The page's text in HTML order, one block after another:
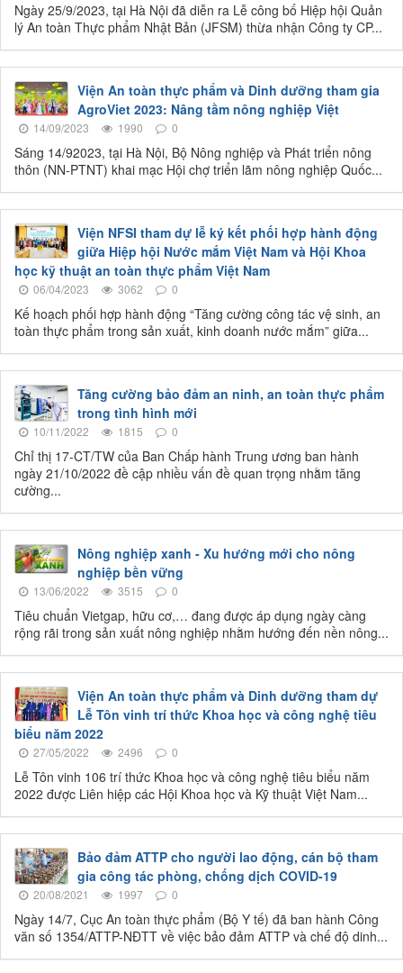
Ngày 25/9/2023, tại Hà Nội đã diễn ra Lễ công bố Hiệp hội Quản
lý An toàn Thực phẩm Nhật Bản (JFSM) thừa nhận Công ty CP...
Viện An toàn thực phẩm và Dinh dưỡng tham gia
AgroViet 2023: Nâng tầm nông nghiệp Việt
14/09/2023 1990 0
Sáng 14/92023, tại Hà Nội, Bộ Nông nghiệp và Phát triển nông
thôn (NN-PTNT) khai mạc Hội chợ triển lãm nông nghiệp Quốc...
Viện NFSI tham dự lễ ký kết phối hợp hành động
giữa Hiệp hội Nước mắm Việt Nam và Hội Khoa
học kỹ thuật an toàn thực phẩm Việt Nam
06/04/2023 3062 0
Kế hoạch phối hợp hành động “Tăng cường công tác vệ sinh, an
toàn thực phẩm trong sản xuất, kinh doanh nước mắm” giữa...
Tăng cường bảo đảm an ninh, an toàn thực phẩm
trong tình hình mới
10/11/2022 1815 0
Chỉ thị 17-CT/TW của Ban Chấp hành Trung ương ban hành
ngày 21/10/2022 đề cập nhiều vấn đề quan trọng nhằm tăng
cường...
Nông nghiệp xanh - Xu hướng mới cho nông
nghiệp bền vững
13/06/2022 3515 0
Tiêu chuẩn Vietgap, hữu cơ,… đang được áp dụng ngày càng
rộng rãi trong sản xuất nông nghiệp nhằm hướng đến nền nông...
Viện An toàn thực phẩm và Dinh dưỡng tham dự
Lễ Tôn vinh trí thức Khoa học và công nghệ tiêu
biểu năm 2022
27/05/2022 2496 0
Lễ Tôn vinh 106 trí thức Khoa học và công nghệ tiêu biểu năm
2022 được Liên hiệp các Hội Khoa học và Kỹ thuật Việt Nam...
Bảo đảm ATTP cho người lao động, cán bộ tham
gia công tác phòng, chống dịch COVID-19
20/08/2021 1997 0
Ngày 14/7, Cục An toàn thực phẩm (Bộ Y tế) đã ban hành Công
văn số 1354/ATTP-NĐTT về việc bảo đảm ATTP và chế độ dinh...